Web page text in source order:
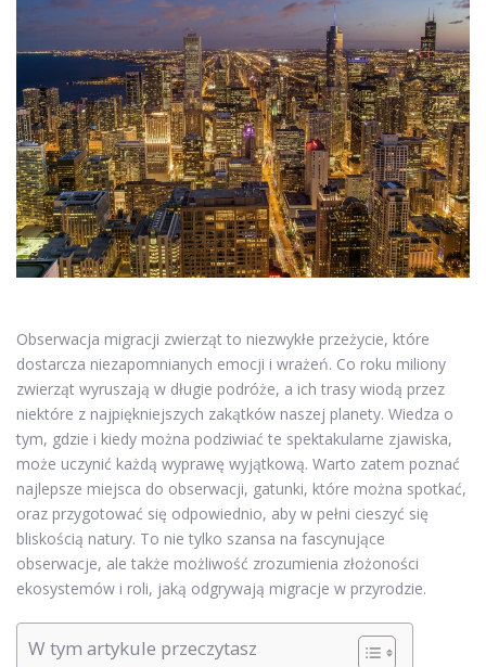
Obserwacja migracji zwierząt to niezwykłe przeżycie, które
dostarcza niezapomnianych emocji i wrażeń. Co roku miliony
zwierząt wyruszają w długie podróże, a ich trasy wiodą przez
niektóre z najpiękniejszych zakątków naszej planety. Wiedza o
tym, gdzie i kiedy można podziwiać te spektakularne zjawiska,
może uczynić każdą wyprawę wyjątkową. Warto zatem poznać
najlepsze miejsca do obserwacji, gatunki, które można spotkać,
oraz przygotować się odpowiednio, aby w pełni cieszyć się
bliskością natury. To nie tylko szansa na fascynujące
obserwacje, ale także możliwość zrozumienia złożoności
ekosystemów i roli, jaką odgrywają migracje w przyrodzie.
W tym artykule przeczytasz